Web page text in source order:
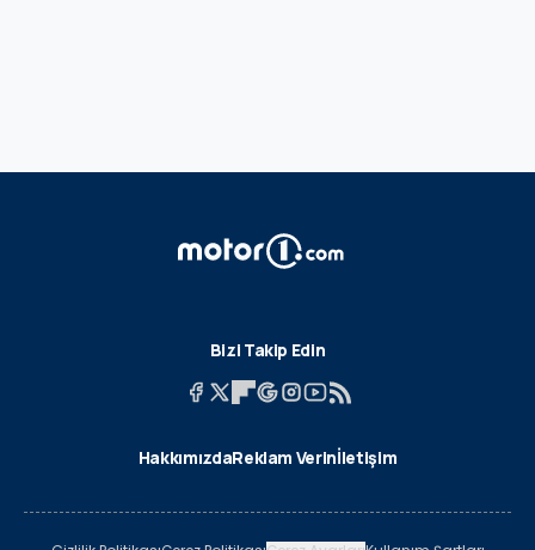
Bizi Takip Edin
HakkımızdaReklam Verinİletişim